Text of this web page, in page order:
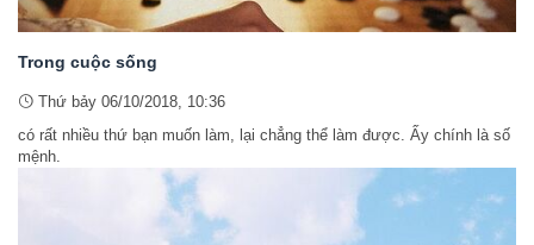
Trong cuộc sống
Thứ bảy 06/10/2018, 10:36
có rất nhiều thứ bạn muốn làm, lại chẳng thể làm được. Ấy chính là số
mệnh.